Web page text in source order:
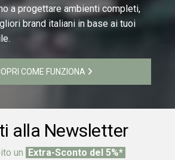
a progettare ambienti completi,
brand italiani in base ai tuoi
COME FUNZIONA
alla Newsletter
un Extra-Sconto del 5%*